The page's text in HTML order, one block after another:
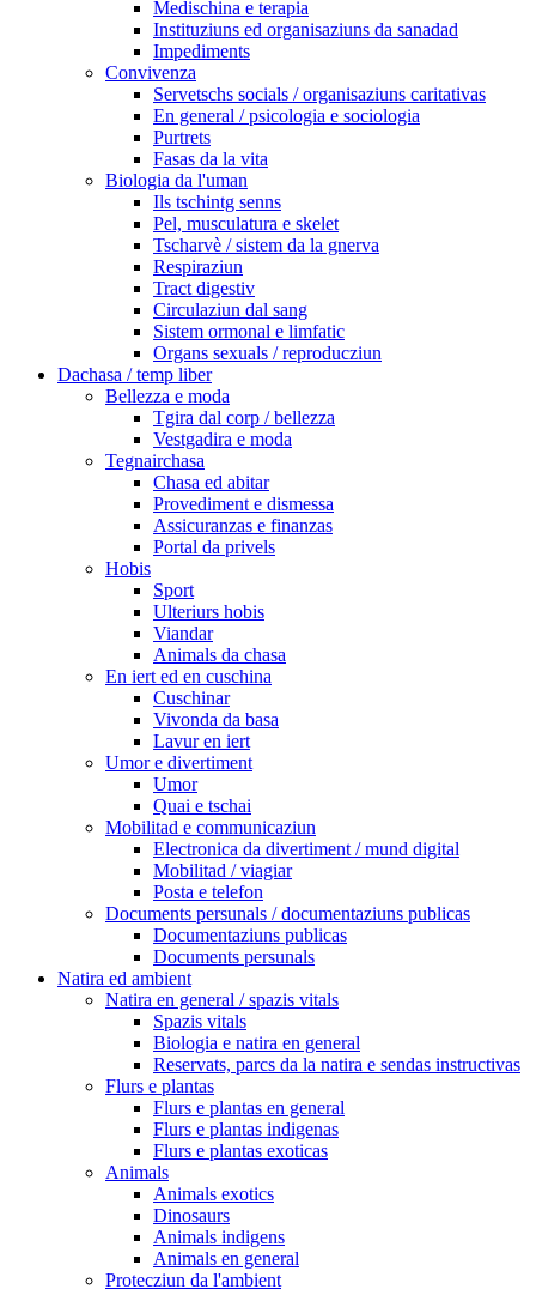
Medischina e terapia
Instituziuns ed organisaziuns da sanadad
Impediments
Convivenza
Servetschs socials / organisaziuns caritativas
En general / psicologia e sociologia
Purtrets
Fasas da la vita
Biologia da l'uman
Ils tschintg senns
Pel, musculatura e skelet
Tscharvè / sistem da la gnerva
Respiraziun
Tract digestiv
Circulaziun dal sang
Sistem ormonal e limfatic
Organs sexuals / reproducziun
Dachasa / temp liber
Bellezza e moda
Tgira dal corp / bellezza
Vestgadira e moda
Tegnairchasa
Chasa ed abitar
Provediment e dismessa
Assicuranzas e finanzas
Portal da privels
Hobis
Sport
Ulteriurs hobis
Viandar
Animals da chasa
En iert ed en cuschina
Cuschinar
Vivonda da basa
Lavur en iert
Umor e divertiment
Umor
Quai e tschai
Mobilitad e communicaziun
Electronica da divertiment / mund digital
Mobilitad / viagiar
Posta e telefon
Documents persunals / documentaziuns publicas
Documentaziuns publicas
Documents persunals
Natira ed ambient
Natira en general / spazis vitals
Spazis vitals
Biologia e natira en general
Reservats, parcs da la natira e sendas instructivas
Flurs e plantas
Flurs e plantas en general
Flurs e plantas indigenas
Flurs e plantas exoticas
Animals
Animals exotics
Dinosaurs
Animals indigens
Animals en general
Protecziun da l'ambient